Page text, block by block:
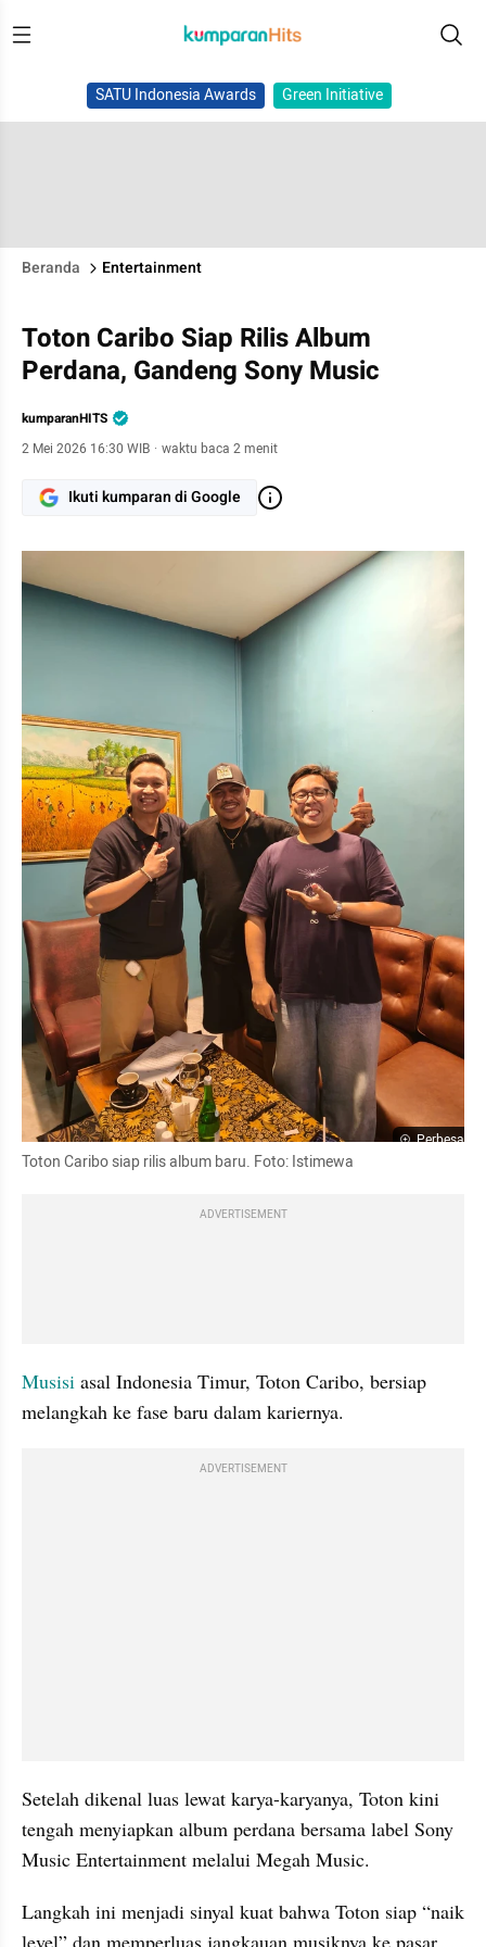
SATU Indonesia Awards Green Initiative
Beranda Entertainment
Toton Caribo Siap Rilis Album
Perdana, Gandeng Sony Music
kumparanHITS
2 Mei 2026 16:30 WIB · waktu baca 2 menit
Ikuti kumparan di Google
Perbesar
Toton Caribo siap rilis album baru. Foto: Istimewa
ADVERTISEMENT
Musisi asal Indonesia Timur, Toton Caribo, bersiap
melangkah ke fase baru dalam kariernya.
ADVERTISEMENT
Setelah dikenal luas lewat karya-karyanya, Toton kini
tengah menyiapkan album perdana bersama label Sony
Music Entertainment melalui Megah Music.
Langkah ini menjadi sinyal kuat bahwa Toton siap “naik
level” dan memperluas jangkauan musiknya ke pasar